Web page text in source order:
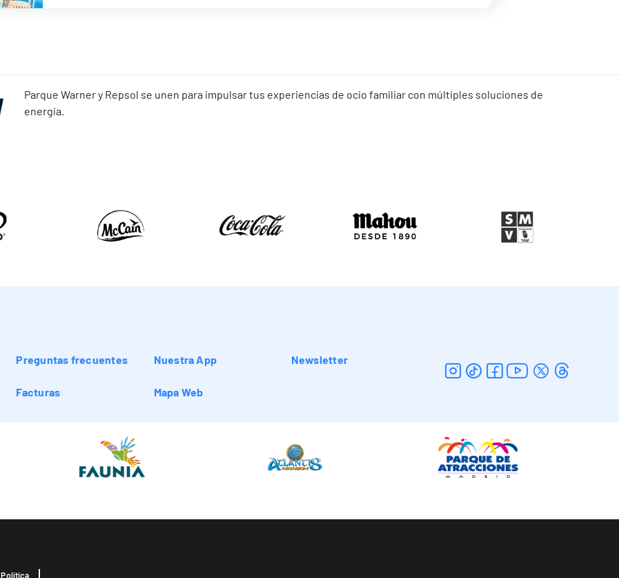
Parque Warner y Repsol se unen para impulsar tus experiencias de ocio familiar con múltiples soluciones de
energía.
Preguntas frecuentes Nuestra App Newsletter
Facturas Mapa Web
Política